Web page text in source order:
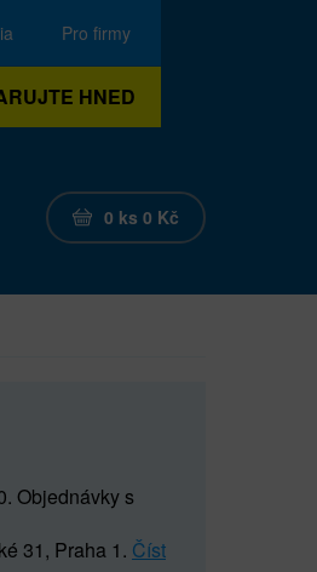
Pro firmy
HNED
0 ks 0 Kč
Objednávky s
31, Praha 1. Číst